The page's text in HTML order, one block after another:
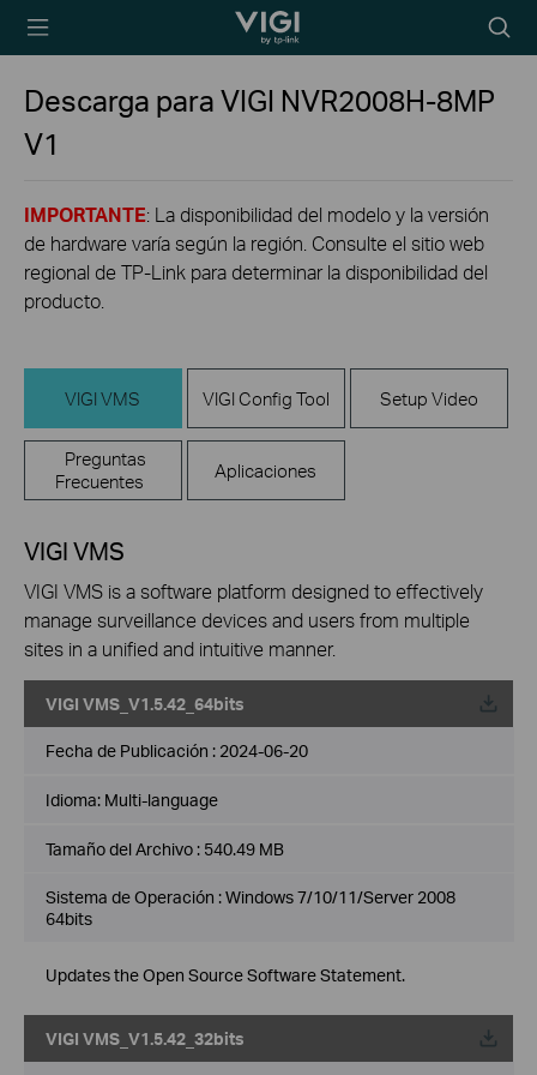
TP-Link, Reliably
icon
Descarga paraVIGI NVR2008H-8MP
V1
IMPORTANTE: La disponibilidad del modelo y la versión
de hardware varía según la región. Consulte el sitio web
regional de TP-Link para determinar la disponibilidad del
producto.
VIGI VMS VIGI Config Tool Setup Video
Preguntas
Frecuentes
Aplicaciones
VIGI VMS
VIGI VMS is a software platform designed to effectively
manage surveillance devices and users from multiple
sites in a unified and intuitive manner.
VIGI VMS_V1.5.42_64bits
Fecha de Publicación : 2024-06-20
Idioma: Multi-language
Tamaño del Archivo : 540.49 MB
Sistema de Operación : Windows 7/10/11/Server 2008
64bits
Updates the Open Source Software Statement.
VIGI VMS_V1.5.42_32bits